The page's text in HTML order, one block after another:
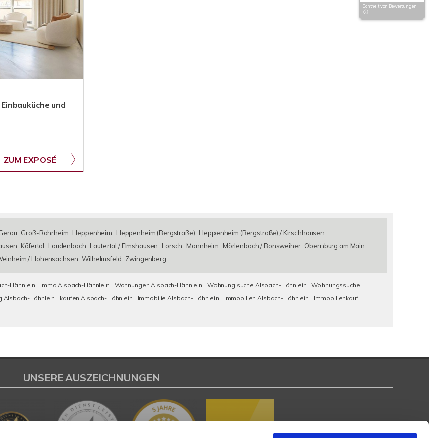
und
ZUM EXPOSÉ
Groß-Rohrheim Heppenheim Heppenheim (Bergstraße) Heppenheim (Bergstraße) / Kirschhausen
Käfertal Laudenbach Lautertal / Elmshausen Lorsch Mannheim Mörlenbach / Bonsweiher Obernburg am Main
/ Hohensachsen Wilhelmsfeld Zwingenberg
Hähnlein Immo Alsbach-Hähnlein Wohnungen Alsbach-Hähnlein Wohnung suche Alsbach-Hähnlein
Wohnungssuche
Alsbach-Hähnlein kaufen Alsbach-Hähnlein Immobilie Alsbach-Hähnlein Immobilien Alsbach-Hähnlein
Immobilienkauf
Echtheit von Bewertungen
UNSERE AUSZEICHNUNGEN